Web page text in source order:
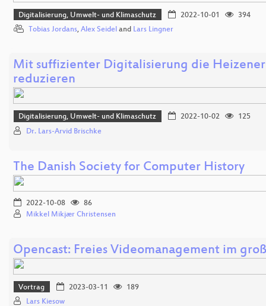
Digitalisierung, Umwelt- und Klimaschutz 2022-10-01
394
Tobias Jordans, Alex Seidel and Lars Lingner
Mit suffizienter Digitalisierung die
reduzieren
Digitalisierung, Umwelt- und Klimaschutz 2022-10-02
125
Dr. Lars-Arvid Brischke
The Danish Society for Computer History
2022-10-08
86
Mikkel Mikjær Christensen
Opencast: Freies Videomanagement im
Vortrag 2023-03-11
189
Lars Kiesow